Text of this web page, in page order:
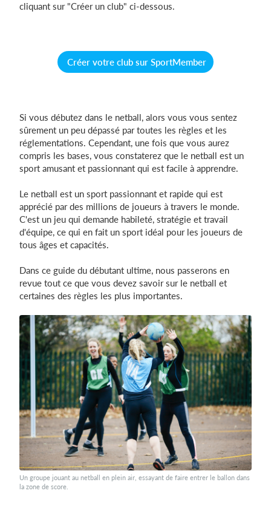
cliquant sur "Créer un club" ci-dessous.
Créer votre club sur SportMember
Si vous débutez dans le netball, alors vous vous sentez
sûrement un peu dépassé par toutes les règles et les
réglementations. Cependant, une fois que vous aurez
compris les bases, vous constaterez que le netball est un
sport amusant et passionnant qui est facile à apprendre.
Le netball est un sport passionnant et rapide qui est
apprécié par des millions de joueurs à travers le monde.
C'est un jeu qui demande habileté, stratégie et travail
d'équipe, ce qui en fait un sport idéal pour les joueurs de
tous âges et capacités.
Dans ce guide du débutant ultime, nous passerons en
revue tout ce que vous devez savoir sur le netball et
certaines des règles les plus importantes.
Un groupe jouant au netball en plein air, essayant de faire entrer le ballon dans
la zone de score.